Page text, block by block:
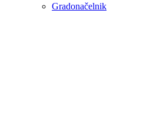
Gradonačelnik